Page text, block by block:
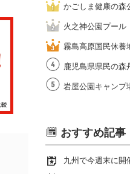
かごしま健康の森
火之神公園プール
霧島高原国民休養
鹿児島県県民の森
岩屋公園キャンプ
おすすめ記事
九州で今週末に開